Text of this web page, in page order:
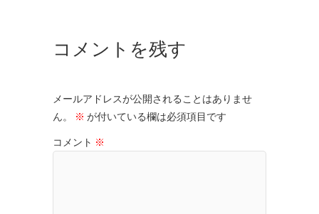
コメントを残す
メールアドレスが公開されることはありませ
ん。
※ が付いている欄は必須項目です
コメント ※